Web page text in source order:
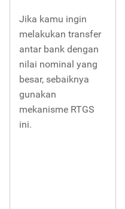
Jika kamu ingin
melakukan transfer
antar bank dengan
nilai nominal yang
besar, sebaiknya
gunakan
mekanisme RTGS
ini.